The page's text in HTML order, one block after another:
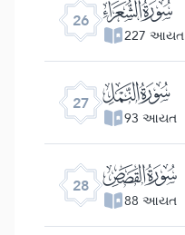
26 ﮦ
227 આયત
27 ﮧ
93 આયત
28 ﮨ
88 આયત